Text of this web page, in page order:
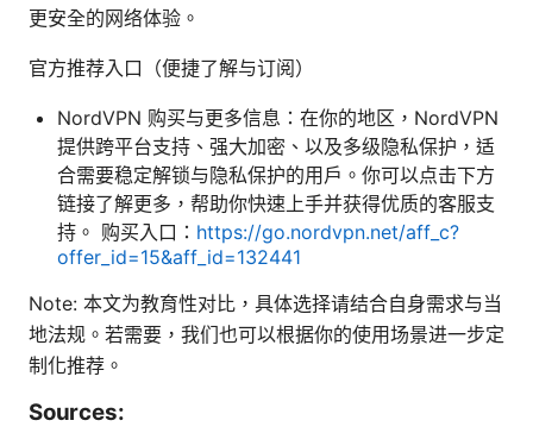
更安全的网络体验。
官方推荐入口（便捷了解与订阅）
NordVPN 购买与更多信息：在你的地区，NordVPN
提供跨平台支持、强大加密、以及多级隐私保护，适
合需要稳定解锁与隐私保护的用户。你可以点击下方
链接了解更多，帮助你快速上手并获得优质的客服支
持。 购买入口： https://go.nordvpn.net/aff_c?
offer_id=15&aff_id=132441
Note: 本文为教育性对比，具体选择请结合自身需求与当
地法规。若需要，我们也可以根据你的使用场景进一步定
制化推荐。
Sources: